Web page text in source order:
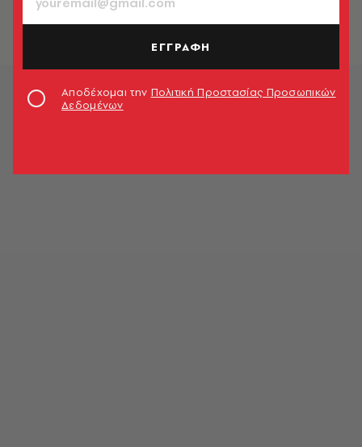
Newsroom
ΕΓΓΡΑΦΗ
Αποδέχομαι την Πολιτική Προστασίας Προσωπικών
Δεδομένων